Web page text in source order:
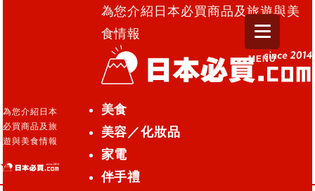
為您介紹日本
必買商品及旅
遊與美食情報
為您介紹日本必買商品及旅遊與美
食情報
美食
美容／化妝品
家電
伴手禮
MENU
神奇寶貝中心・專賣介紹 觀光旅遊
☆神奇寶貝中心京都店☆